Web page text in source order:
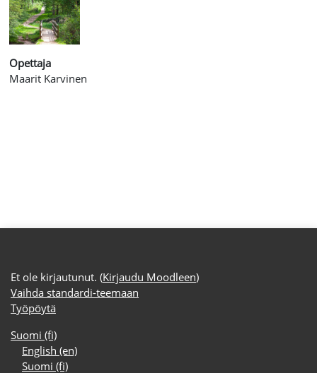
Opettaja
Maarit Karvinen
Et ole kirjautunut. (Kirjaudu Moodleen)
Vaihda standardi-teemaan
Työpöytä
Suomi ‎(fi)‎
English ‎(en)‎
Suomi ‎(fi)‎